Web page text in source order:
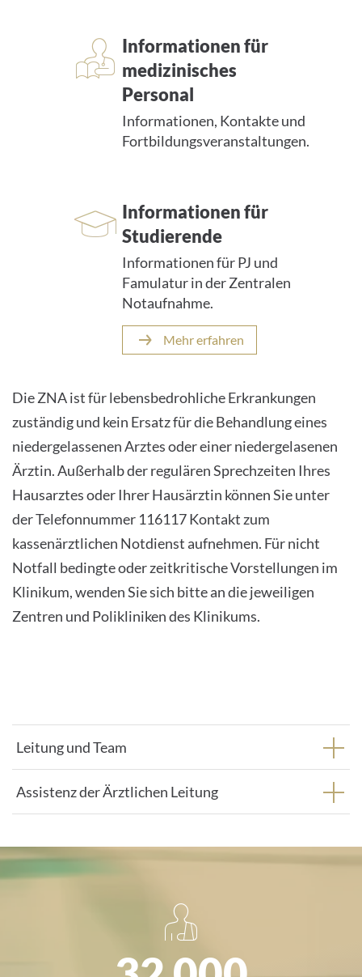
Informationen für
medizinisches
Personal
Informationen, Kontakte und
Fortbildungsveranstaltungen.
Informationen für
Studierende
Informationen für PJ und
Famulatur in der Zentralen
Notaufnahme.
Mehr erfahren
Die ZNA ist für lebensbedrohliche Erkrankungen
zuständig und kein Ersatz für die Behandlung eines
niedergelassenen Arztes oder einer niedergelasenen
Ärztin. Außerhalb der regulären Sprechzeiten Ihres
Hausarztes oder Ihrer Hausärztin können Sie unter
der Telefonnummer 116117 Kontakt zum
kassenärztlichen Notdienst aufnehmen. Für nicht
Notfall bedingte oder zeitkritische Vorstellungen im
Klinikum, wenden Sie sich bitte an die jeweiligen
Zentren und Polikliniken des Klinikums.
Leitung und Team
Assistenz der Ärztlichen Leitung